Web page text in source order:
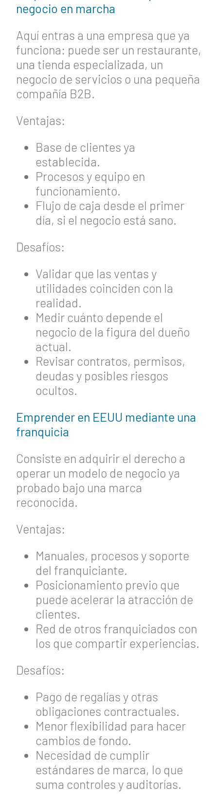
negocio en marcha
Aquí entras a una empresa que ya
funciona: puede ser un restaurante,
una tienda especializada, un
negocio de servicios o una pequeña
compañía B2B.
Ventajas:
Base de clientes ya
establecida.
Procesos y equipo en
funcionamiento.
Flujo de caja desde el primer
día, si el negocio está sano.
Desafíos:
Validar que las ventas y
utilidades coinciden con la
realidad.
Medir cuánto depende el
negocio de la figura del dueño
actual.
Revisar contratos, permisos,
deudas y posibles riesgos
ocultos.
Emprender en EEUU mediante una
franquicia
Consiste en adquirir el derecho a
operar un modelo de negocio ya
probado bajo una marca
reconocida.
Ventajas:
Manuales, procesos y soporte
del franquiciante.
Posicionamiento previo que
puede acelerar la atracción de
clientes.
Red de otros franquiciados con
los que compartir experiencias.
Desafíos:
Pago de regalías y otras
obligaciones contractuales.
Menor flexibilidad para hacer
cambios de fondo.
Necesidad de cumplir
estándares de marca, lo que
suma controles y auditorías.